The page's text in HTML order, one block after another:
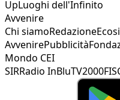
UpLuoghi dell'Infinito
Avvenire
Chi siamoRedazione
AvvenirePubblicità
Mondo CEI
SIRRadio InBluTV2000